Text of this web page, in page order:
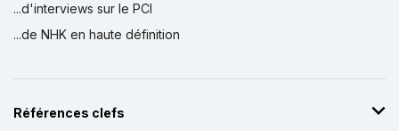
...d'interviews sur le PCI
...de NHK en haute définition
Références clefs